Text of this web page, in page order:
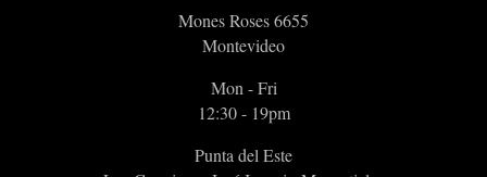
Mones Roses 6655
Montevideo
Mon - Fri
12:30 - 19pm
Punta del Este